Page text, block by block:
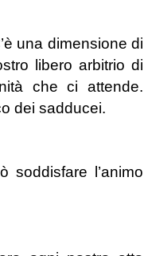
una dimensione di
libero arbitrio di
che ci attende.
dei sadducei.
soddisfare l’animo